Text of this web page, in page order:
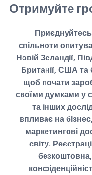
Отримуйте
спільноти
Новій Зеландії,
Британії, США та
щоб почати
своїми думками у
та інших
впливає на
маркетингові
світу.